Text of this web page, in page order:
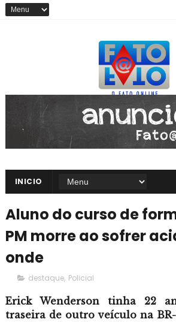
INICIO
Aluno do curso de
PM morre ao sofrer
onde
destaque, Policial
Erick Wenderson tinha 22
traseira de outro veículo na BR-